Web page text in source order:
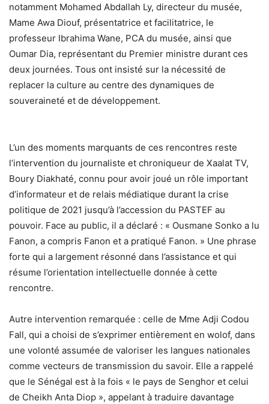
notamment Mohamed Abdallah Ly, directeur du musée,
Mame Awa Diouf, présentatrice et facilitatrice, le
professeur Ibrahima Wane, PCA du musée, ainsi que
Oumar Dia, représentant du Premier ministre durant ces
deux journées. Tous ont insisté sur la nécessité de
replacer la culture au centre des dynamiques de
souveraineté et de développement.
L’un des moments marquants de ces rencontres reste
l’intervention du journaliste et chroniqueur de Xaalat TV,
Boury Diakhaté, connu pour avoir joué un rôle important
d’informateur et de relais médiatique durant la crise
politique de 2021 jusqu’à l’accession du PASTEF au
pouvoir. Face au public, il a déclaré : « Ousmane Sonko a lu
Fanon, a compris Fanon et a pratiqué Fanon. » Une phrase
forte qui a largement résonné dans l’assistance et qui
résume l’orientation intellectuelle donnée à cette
rencontre.
Autre intervention remarquée : celle de Mme Adji Codou
Fall, qui a choisi de s’exprimer entièrement en wolof, dans
une volonté assumée de valoriser les langues nationales
comme vecteurs de transmission du savoir. Elle a rappelé
que le Sénégal est à la fois « le pays de Senghor et celui
de Cheikh Anta Diop », appelant à traduire davantage